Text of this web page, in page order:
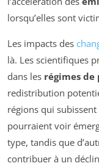
lorsqu’elles sont
Les impacts des
là. Les scientifiques
dans les régimes
redistribution
régions qui
pourraient voir
type, tandis que
contribuer à un